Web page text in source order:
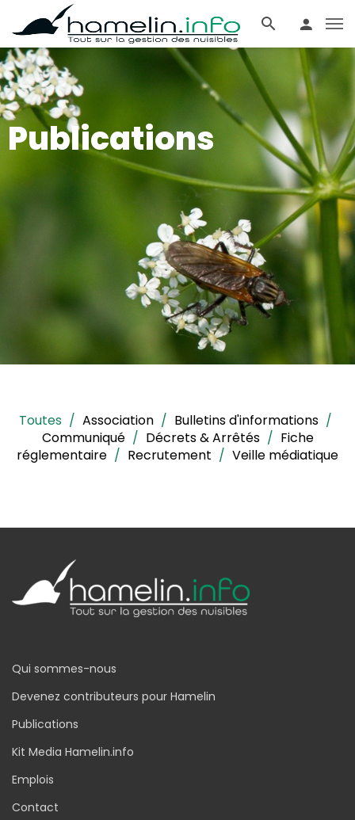
Publications
Toutes / Association / Bulletins d'informations /
Communiqué / Décrets & Arrêtés / Fiche
réglementaire / Recrutement / Veille médiatique
Qui sommes-nous
Devenez contributeurs pour Hamelin
Publications
Kit Media Hamelin.info
Emplois
Contact